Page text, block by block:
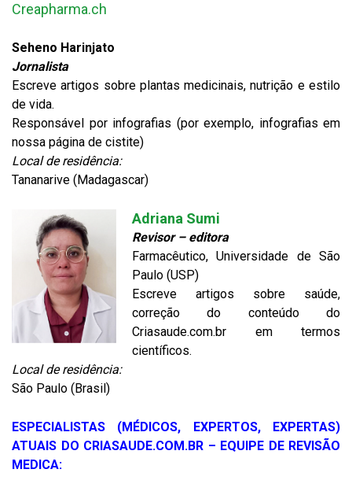
Creapharma.ch
Seheno Harinjato
Jornalista
Escreve artigos sobre plantas medicinais, nutrição e estilo
de vida.
Responsável por infografias (por exemplo, infografias em
nossa página de cistite)
Local de residência:
Tananarive (Madagascar)
Adriana Sumi
Revisor – editora
Farmacêutico, Universidade de São
Paulo (USP)
Escreve artigos sobre saúde,
correção do conteúdo do
Criasaude.com.br em termos
científicos.
Local de residência:
São Paulo (Brasil)
ESPECIALISTAS (MÉDICOS, EXPERTOS, EXPERTAS)
ATUAIS DO CRIASAUDE.COM.BR – EQUIPE DE REVISÃO
MEDICA: